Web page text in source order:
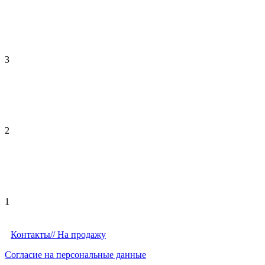
3
2
1
Контакты// На продажу
Согласие на персональные данные